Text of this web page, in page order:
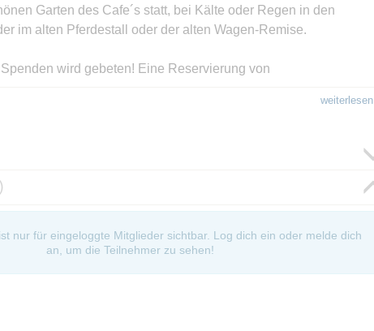
Garten des Cafe´s statt, bei Kälte oder Regen in den
im alten Pferdestall oder der alten Wagen-Remise.
wird gebeten! Eine Reservierung von
(da, wo das große lange Auenhof-Schild und die Uhr hängt)
geöffnet, sodass, wer möchte, auch in den Genuss der
mit mir dieses versteckte Idyll kombiniert mit einem
weiterlesen
nur für eingeloggte Mitglieder sichtbar. Log dich ein oder melde dich
an, um die Teilnehmer zu sehen!